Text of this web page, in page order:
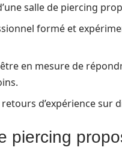
salle de piercing
formé et
en mesure de
d’expérience sur
piercing